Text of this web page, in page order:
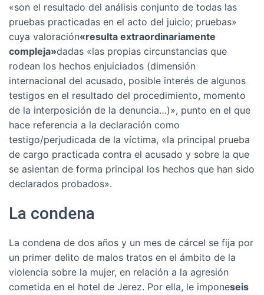
«son el resultado del análisis conjunto de todas las
pruebas practicadas en el acto del juicio; pruebas»
cuya valoración«resulta extraordinariamente
compleja»dadas «las propias circunstancias que
rodean los hechos enjuiciados (dimensión
internacional del acusado, posible interés de algunos
testigos en el resultado del procedimiento, momento
de la interposición de la denuncia…)», punto en el que
hace referencia a la declaración como
testigo/perjudicada de la víctima, «la principal prueba
de cargo practicada contra el acusado y sobre la que
se asientan de forma principal los hechos que han sido
declarados probados».
La condena
La condena de dos años y un mes de cárcel se fija por
un primer delito de malos tratos en el ámbito de la
violencia sobre la mujer, en relación a la agresión
cometida en el hotel de Jerez. Por ella, le imponeseis